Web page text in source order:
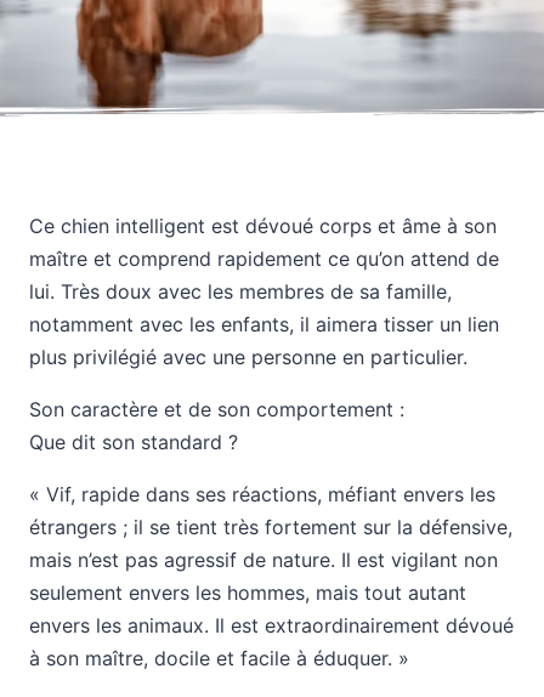
Ce chien intelligent est dévoué corps et âme à son
maître et comprend rapidement ce qu’on attend de
lui. Très doux avec les membres de sa famille,
notamment avec les enfants, il aimera tisser un lien
plus privilégié avec une personne en particulier.
Son caractère et de son comportement :
Que dit son standard ?
« Vif, rapide dans ses réactions, méfiant envers les
étrangers ; il se tient très fortement sur la défensive,
mais n’est pas agressif de nature. Il est vigilant non
seulement envers les hommes, mais tout autant
envers les animaux. Il est extraordinairement dévoué
à son maître, docile et facile à éduquer. »